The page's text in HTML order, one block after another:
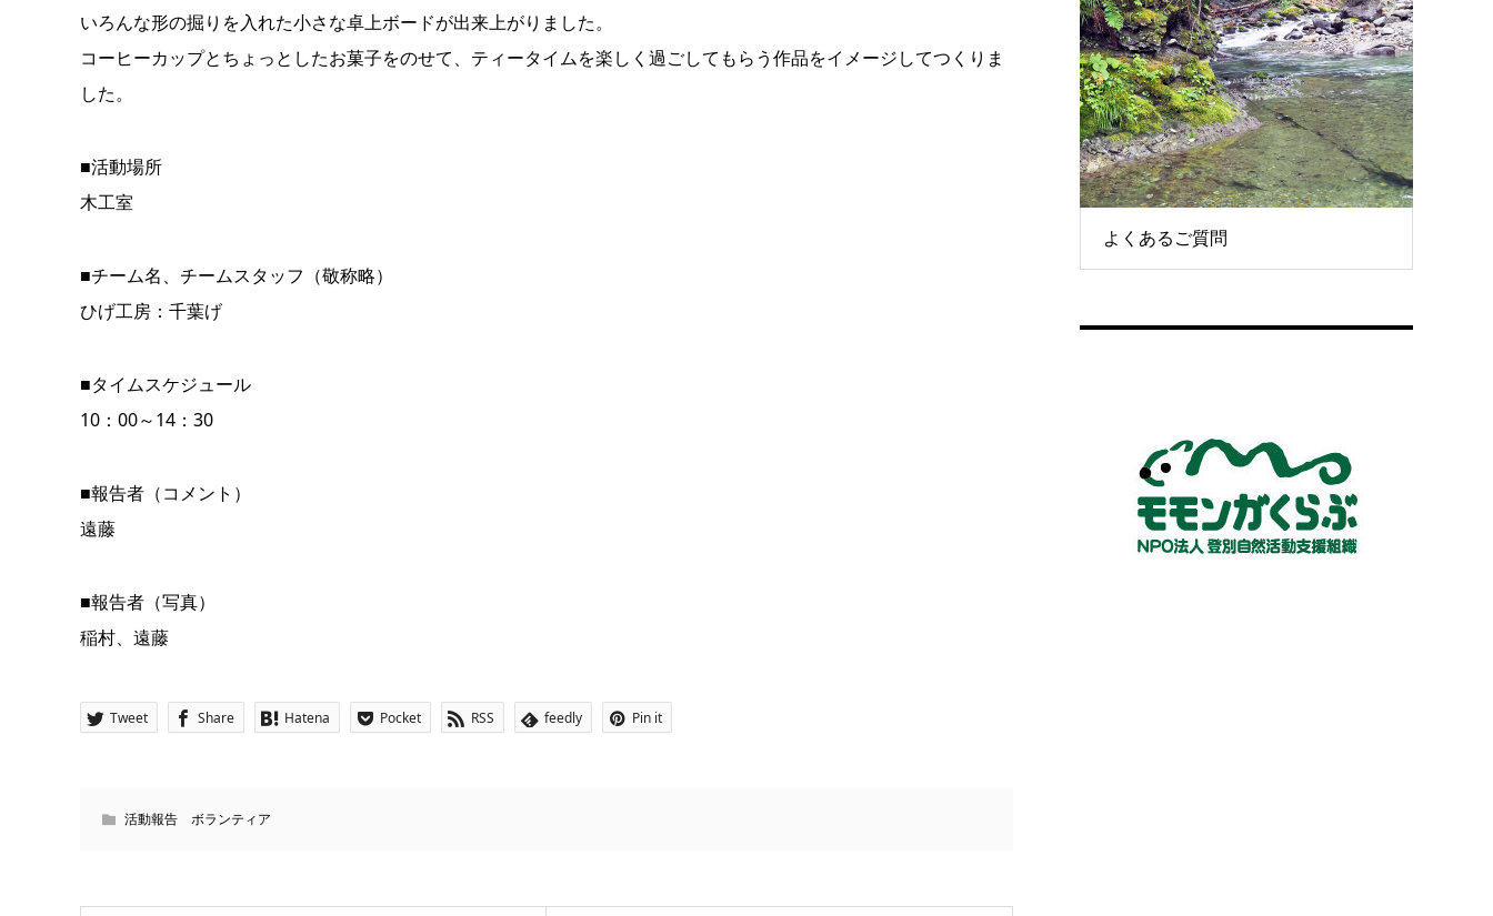
いろんな形の掘りを入れた小さな卓上ボードが出来上がりました。
コーヒーカップとちょっとしたお菓子をのせて、ティータイムを楽しく過ごしてもらう作品をイメージしてつくりま
した。
■活動場所
木工室
■チーム名、チームスタッフ（敬称略）
ひげ工房：千葉げ
■タイムスケジュール
10：00～14：30
■報告者（コメント）
遠藤
■報告者（写真）
稲村、遠藤
Tweet Share Hatena Pocket RSS feedly Pin it
活動報告 ボランティア
よくあるご質問